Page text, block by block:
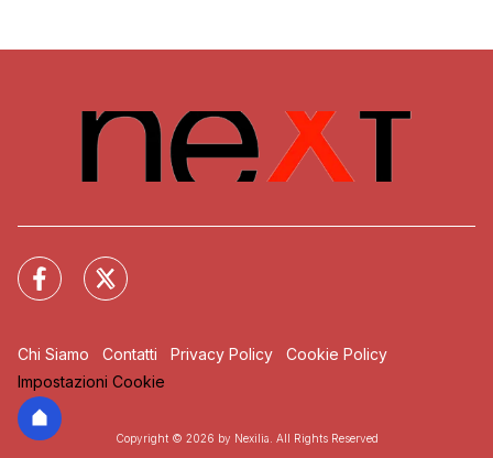
Chi Siamo Contatti Privacy Policy
Cookie Policy
Impostazioni Cookie
Copyright © 2026 by Nexilia. All Rights Reserved